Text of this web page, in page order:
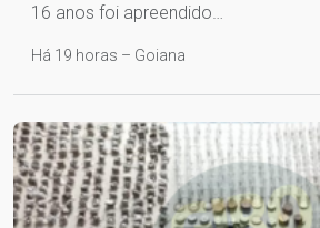
16 anos foi apreendido…
Há 19 horas – Goiana